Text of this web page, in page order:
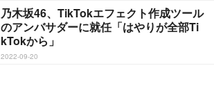
乃木坂46、TikTokエフェクト作成ツール
のアンバサダーに就任「はやりが全部Ti
kTokから」
2022-09-20